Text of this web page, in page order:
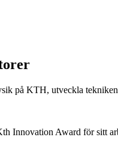
på KTH, utveckla
Innovation Award för sitt